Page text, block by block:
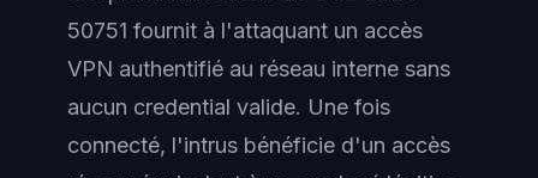
50751 fournit à l'attaquant un accès
VPN authentifié au réseau interne sans
aucun credential valide. Une fois
connecté, l'intrus bénéficie d'un accès